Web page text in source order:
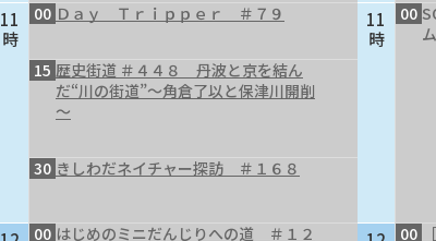
11
時
00 Ｄａｙ Ｔｒｉｐｐｅｒ ＃７９
15 歴史街道 ＃４４８ 丹波と京を結ん
だ“川の街道”～角倉了以と保津川開削
～
30 きしわだネイチャー探訪 ＃１６８
00 はじめのミニだんじりへの道 ＃１２
11
時
00
ム
00